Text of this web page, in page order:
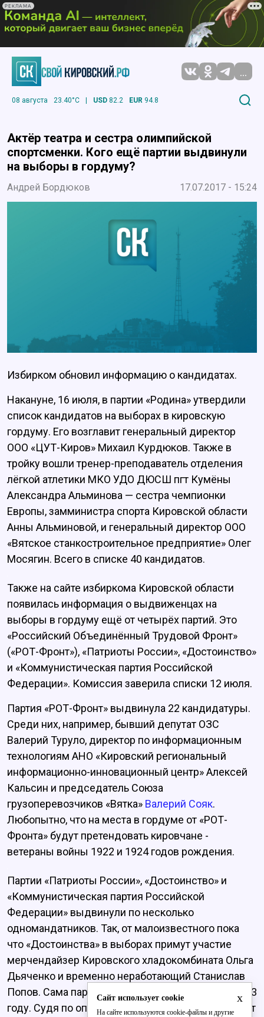
РЕКЛАМА
...
08 августа 23.40°C | USD 82.2 EUR 94.8
Актёр театра и сестра олимпийской
спортсменки. Кого ещё партии выдвинули
на выборы в гордуму?
Андрей Бордюков 17.07.2017 - 15:24
Избирком обновил информацию о кандидатах.
Накануне, 16 июля, в партии «Родина» утвердили
список кандидатов на выборах в кировскую
гордуму. Его возглавит генеральный директор
ООО «ЦУТ-Киров» Михаил Курдюков. Также в
тройку вошли тренер-преподаватель отделения
лёгкой атлетики МКО УДО ДЮСШ пгт Кумёны
Александра Альминова — сестра чемпионки
Европы, замминистра спорта Кировской области
Анны Альминовой, и генеральный директор ООО
«Вятское станкостроительное предприятие» Олег
Мосягин. Всего в списке 40 кандидатов.
Также на сайте избиркома Кировской области
появилась информация о выдвиженцах на
выборы в гордуму ещё от четырёх партий. Это
«Российский Объединённый Трудовой Фронт»
(«РОТ-Фронт»), «Патриоты России», «Достоинство»
и «Коммунистическая партия Российской
Федерации». Комиссия заверила списки 12 июля.
Партия «РОТ-Фронт» выдвинула 22 кандидатуры.
Среди них, например, бывший депутат ОЗС
Валерий Туруло, директор по информационным
технологиям АНО «Кировский региональный
информационно-инновационный центр» Алексей
Кальсин и председатель Союза
грузоперевозчиков «Вятка» Валерий Сояк.
Любопытно, что на места в гордуме от «РОТ-
Фронта» будут претендовать кировчане -
ветераны войны 1922 и 1924 годов рождения.
Партии «Патриоты России», «Достоинство» и
«Коммунистическая партия Российской
Федерации» выдвинули по несколько
одномандатников. Так, от малоизвестного пока
что «Достоинства» в выборах примут участие
мерчендайзер Кировского хладокомбината Ольга
Дьяченко и временно неработающий Станислав
Попов. Сама партия была зарегистрирована в 2013
году. Судя по описанию на сайте, партия критикует
x
Сайт использует cookie
На сайте используются cookie-файлы и другие